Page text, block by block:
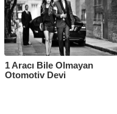
1 Aracı Bile Olmayan
Otomotiv Devi